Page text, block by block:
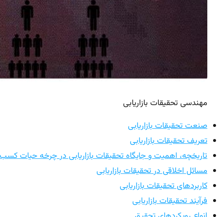
مهندسی تحقیقات بازاریابی
صنعت تحقیقات بازاریابی
تعریف تحقیقات بازاریابی
تاریخچه، اهمیت و جایگاه تحقیقات بازاریابی در چرخه حیات
مسائل اخلاقی در تحقیقات بازاریابی
کاربردهای تحقیقات بازاریابی
فرآیند تحقیقات بازاریابی